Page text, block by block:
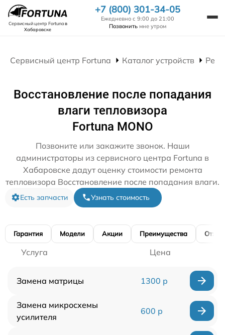
Сервисный центр Fortunaв
Хабаровске
+7 (800) 301-34-05
Ежедневно с 9:00 до 21:00
Позвонить мне утром
Сервисный центр Fortuna Каталог устройств
Восстановление после попадания
влаги тепловизора
Fortuna MONO
Позвоните или закажите звонок. Наши
администраторы из сервисного центра Fortuna в
Хабаровске дадут оценку стоимости ремонта
тепловизора Восстановление после попадания влаги.
Есть запчасти Узнать стоимость
Гарантия Модели Акции Преимущества
Услуга Цена
Замена матрицы 1300 р
Замена микросхемы
усилителя
600 р